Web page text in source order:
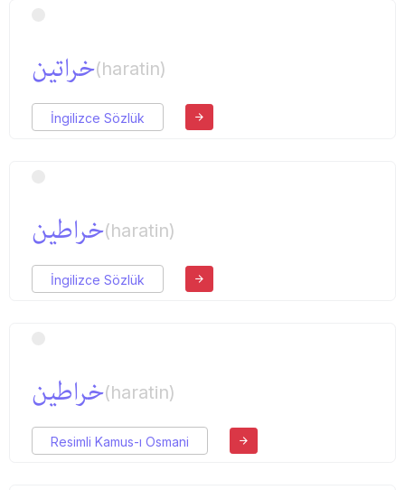
خراتین(haratin)
İngilizce Sözlük
خراطین(haratin)
İngilizce Sözlük
خراطین(haratin)
Resimli Kamus-ı Osmani